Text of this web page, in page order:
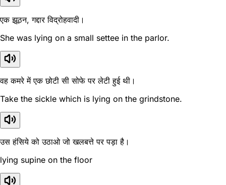
एक झूठन, गद्दार विद्रोहवादी।
She was lying on a small settee in the parlor.
वह कमरे में एक छोटी सी सोफे पर लेटी हुई थी।
Take the sickle which is lying on the grindstone.
उस हंसिये को उठाओ जो खलबत्ते पर पड़ा है।
lying supine on the floor